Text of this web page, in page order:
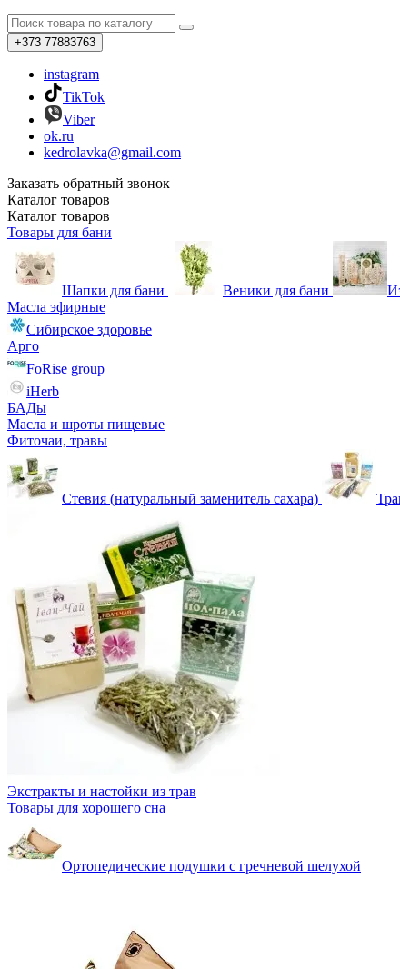
+373 77883763
instagram
TikTok
Viber
ok.ru
kedrolavka@gmail.com
Заказать обратный звонок
Каталог товаров
Каталог товаров
Товары для бани
Шапки для бани Веники для бани
Масла эфирные
Сибирское здоровье
Арго
FoRise group
iHerb
БАДы
Масла и шроты пищевые
Фиточаи, травы
Стевия (натуральный заменитель сахара)
Экстракты и настойки из трав
Товары для хорошего сна
Ортопедические подушки с гречневой шелухой